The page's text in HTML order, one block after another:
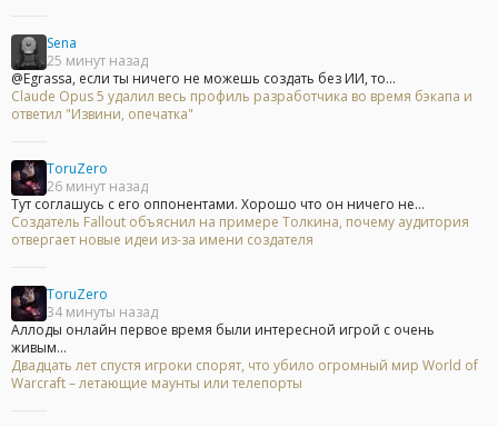
Sena
25 минут назад
@Egrassa, если ты ничего не можешь создать без ИИ, то...
Claude Opus 5 удалил весь профиль разработчика во время бэкапа и
ответил "Извини, опечатка"
ToruZero
26 минут назад
Тут соглашусь с его оппонентами. Хорошо что он ничего не...
Создатель Fallout объяснил на примере Толкина, почему аудитория
отвергает новые идеи из-за имени создателя
ToruZero
34 минуты назад
Аллоды онлайн первое время были интересной игрой с очень
живым...
Двадцать лет спустя игроки спорят, что убило огромный мир World of
Warcraft – летающие маунты или телепорты